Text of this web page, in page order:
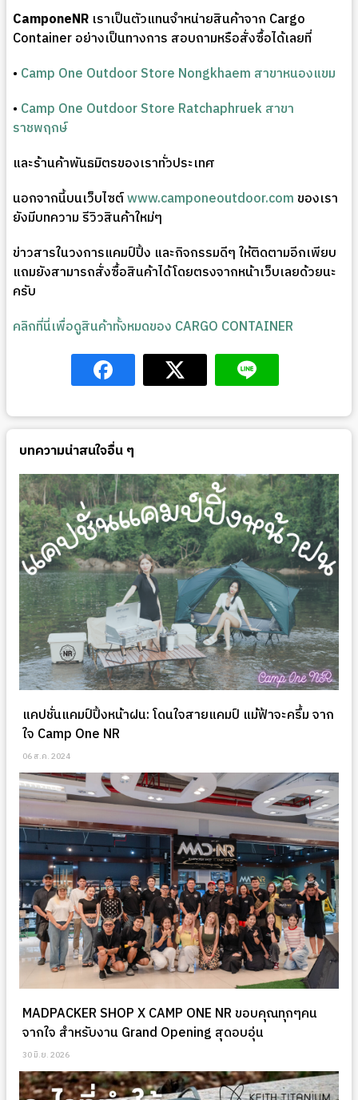
CamponeNR เราเป็นตัวแทนจำหน่ายสินค้าจาก Cargo
Container อย่างเป็นทางการ สอบถามหรือสั่งซื้อได้เลยที่
• Camp One Outdoor Store Nongkhaem สาขาหนองแขม
• Camp One Outdoor Store Ratchaphruek สาขา
ราชพฤกษ์
และร้านค้าพันธมิตรของเราทั่วประเทศ
นอกจากนี้บนเว็บไซต์www.camponeoutdoor.comของเรา
ยังมีบทความ รีวิวสินค้าใหม่ๆ
ข่าวสารในวงการแคมป์ปิ้ง และกิจกรรมดีๆ ให้ติดตามอีกเพียบ
แถมยังสามารถสั่งซื้อสินค้าได้โดยตรงจากหน้าเว็บเลยด้วยนะ
ครับ
คลิกที่นี่เพื่อดูสินค้าทั้งหมดของ CARGO CONTAINER
บทความน่าสนใจอื่น ๆ
แคปชั่นแคมป์ปิ้งหน้าฝน: โดนใจสายแคมป์ แม้ฟ้าจะครึ้ม จาก
ใจ Camp One NR
06 ส.ค. 2024
MADPACKER SHOP X CAMP ONE NR ขอบคุณทุกๆคน
จากใจ สำหรับงาน Grand Opening สุดอบอุ่น
30 มิ.ย. 2026